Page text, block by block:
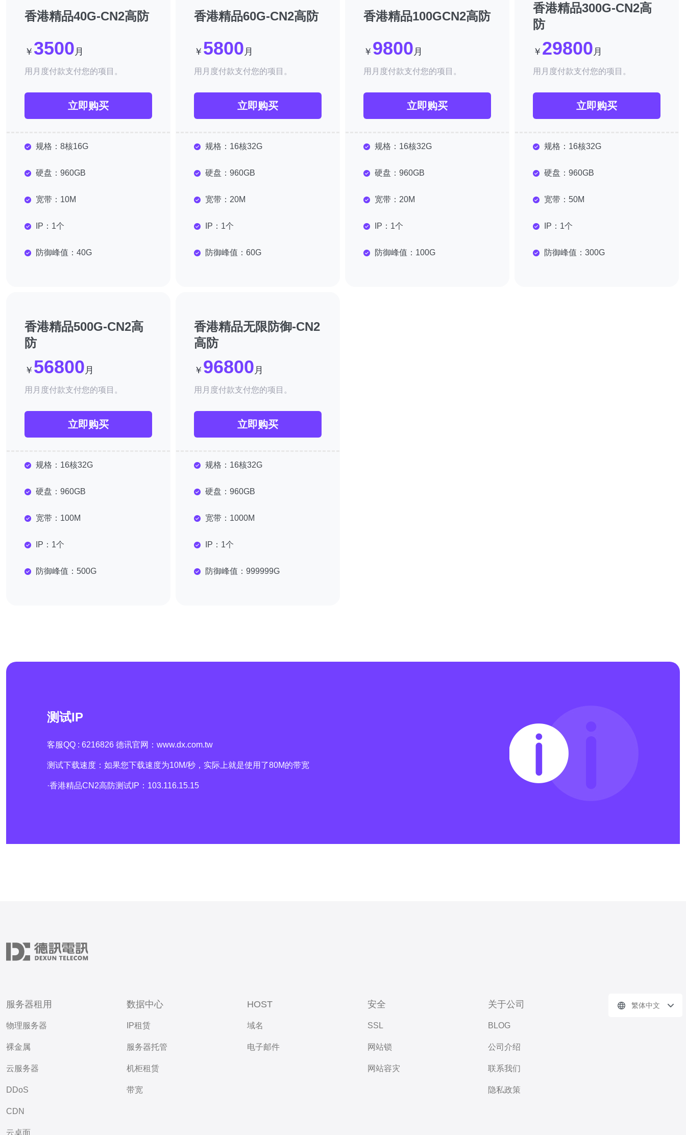
香港精品40G-CN2高防
￥ 3500 月
用月度付款支付您的项目。
立即购买
规格： 8核16G
硬盘： 960GB
宽带： 10M
IP： 1个
防御峰值： 40G
香港精品60G-CN2高防
￥ 5800 月
用月度付款支付您的项目。
立即购买
规格： 16核32G
硬盘： 960GB
宽带： 20M
IP： 1个
防御峰值： 60G
香港精品100GCN2高防
￥ 9800 月
用月度付款支付您的项目。
立即购买
规格： 16核32G
硬盘： 960GB
宽带： 20M
IP： 1个
防御峰值： 100G
香港精品300G-CN2高
防
￥ 29800 月
用月度付款支付您的项目。
立即购买
规格： 16核32G
硬盘： 960GB
宽带： 50M
IP： 1个
防御峰值： 300G
香港精品500G-CN2高
防
￥ 56800 月
用月度付款支付您的项目。
立即购买
规格： 16核32G
硬盘： 960GB
宽带： 100M
IP： 1个
防御峰值： 500G
香港精品无限防御-CN2
高防
￥ 96800 月
用月度付款支付您的项目。
立即购买
规格： 16核32G
硬盘： 960GB
宽带： 1000M
IP： 1个
防御峰值： 999999G
测试IP
客服QQ : 6216826 德讯官网：www.dx.com.tw
测试下载速度：如果您下载速度为10M/秒，实际上就是使用了80M的带宽
·香港精品CN2高防测试IP：103.116.15.15
服务器租用
物理服务器
裸金属
云服务器
DDoS
CDN
云桌面
数据中心
IP租赁
服务器托管
机柜租赁
带宽
HOST
域名
电子邮件
安全
SSL
网站锁
网站容灾
关于公司
BLOG
公司介绍
联系我们
隐私政策
繁体中文